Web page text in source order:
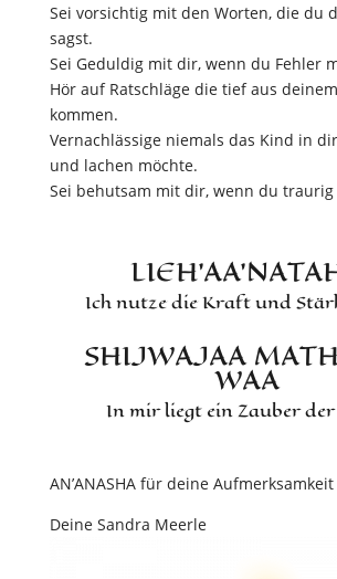
Sei vorsichtig mit den Worten, die du
sagst.
Sei Geduldig mit dir, wenn du Fehler
Hör auf Ratschläge die tief aus
kommen.
Vernachlässige niemals das Kind in
und lachen möchte.
Sei behutsam mit dir, wenn du traurig
Ich nutze die Kraft und
SHIJWAJAA
WAA
In mir liegt ein Zauber
AN’ANASHA für deine Aufmerksamkeit
Deine Sandra Meerle